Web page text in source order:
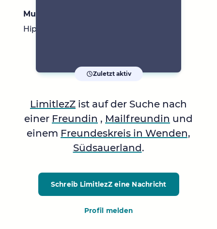
Musik
Hip Hop, Rap
Zuletzt aktiv
LimitlezZ ist auf der Suche nach
einer Freundin , Mailfreundin und
einem Freundeskreis in Wenden,
Südsauerland.
Schreib LimitlezZeine Nachricht
Profil melden